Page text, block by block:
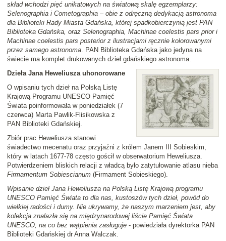
skład wchodzi pięć unikatowych na światową skalę egzemplarzy:
Selenographia i Cometographia – obie z odręczną dedykacją astronoma
dla Biblioteki Rady Miasta Gdańska, której spadkobierczynią jest PAN
Biblioteka Gdańska, oraz Selenographia, Machinae coelestis pars prior i
Machinae coelestis pars posterior z ilustracjami ręcznie kolorowanymi
przez samego astronoma. PAN Biblioteka Gdańska jako jedyna na
świecie ma komplet drukowanych dzieł gdańskiego astronoma.
Dzieła Jana Heweliusza uhonorowane
O wpisaniu tych dzieł na Polską Listę
Krajową Programu UNESCO Pamięć
Świata poinformowała w poniedziałek (7
czerwca) Marta Pawlik-Flisikowska z
PAN Biblioteki Gdańskiej.
Zbiór prac Heweliusza stanowi
świadectwo mecenatu oraz przyjaźni z królem Janem III Sobieskim,
który w latach 1677-78 często gościł w obserwatorium Heweliusza.
Potwierdzeniem bliskich relacji z władcą było zatytułowanie atlasu nieba
Firmamentum Sobiescianum (Firmament Sobieskiego).
Wpisanie dzieł Jana Heweliusza na Polską Listę Krajową programu
UNESCO Pamięć Świata to dla nas, kustoszów tych dzieł, powód do
wielkiej radości i dumy. Nie ukrywamy, że naszym marzeniem jest, aby
kolekcja znalazła się na międzynarodowej liście Pamięć Świata
UNESCO, na co bez wątpienia zasługuje - powiedziała dyrektorka PAN
Biblioteki Gdańskiej dr Anna Walczak.